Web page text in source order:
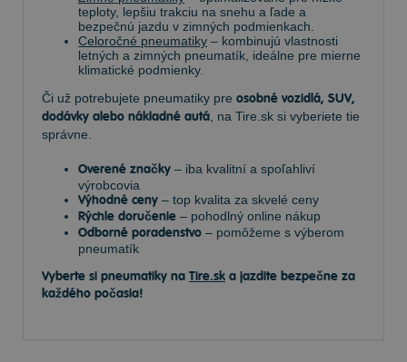
teploty, lepšiu trakciu na snehu a ľade a
bezpečnú jazdu v zimných podmienkach.
Celoročné pneumatiky – kombinujú vlastnosti
letných a zimných pneumatík, ideálne pre mierne
klimatické podmienky.
Či už potrebujete pneumatiky pre osobné vozidlá, SUV,
dodávky alebo nákladné autá , na Tire.sk si vyberiete tie
správne.
Overené značky – iba kvalitní a spoľahliví
výrobcovia
Výhodné ceny – top kvalita za skvelé ceny
Rýchle doručenie – pohodlný online nákup
Odborné poradenstvo – pomôžeme s výberom
pneumatík
Vyberte si pneumatiky na Tire.sk a jazdite bezpečne za
každého počasia!